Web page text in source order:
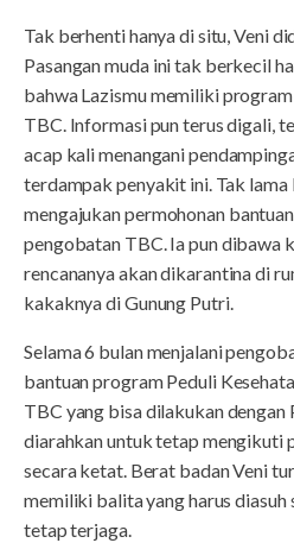
Tak berhenti hanya di situ, Veni
Pasangan muda ini tak berkecil
bahwa Lazismu memiliki
TBC. Informasi pun terus digali,
acap kali menangani
terdampak penyakit ini. Tak lama
mengajukan permohonan
pengobatan TBC. Ia pun dibawa
rencananya akan dikarantina di
kakaknya di Gunung Putri.
Selama 6 bulan menjalani
bantuan program Peduli
TBC yang bisa dilakukan dengan
diarahkan untuk tetap mengikuti
secara ketat. Berat badan Veni
memiliki balita yang harus diasuh
tetap terjaga.